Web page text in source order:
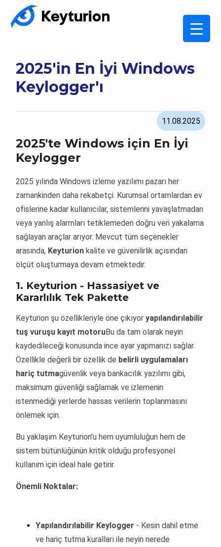
2025'in En İyi Windows
Keylogger'ı
11.08.2025
2025'te Windows için En İyi
Keylogger
2025 yılında Windows izleme yazılımı pazarı her
zamankinden daha rekabetçi. Kurumsal ortamlardan ev
ofislerine kadar kullanıcılar, sistemlerini yavaşlatmadan
veya yanlış alarmları tetiklemeden doğru veri yakalama
sağlayan araçlar arıyor. Mevcut tüm seçenekler
arasında, Keyturion kalite ve güvenilirlik açısından
ölçüt oluşturmaya devam etmektedir.
1. Keyturion - Hassasiyet ve
Kararlılık Tek Pakette
Keyturion şu özellikleriyle öne çıkıyoryapılandırılabilir
tuş vuruşu kayıt motoruBu da tam olarak neyin
kaydedileceği konusunda ince ayar yapmanızı sağlar.
Özellikle değerli bir özellik de belirli uygulamaları
hariç tutmagüvenlik veya bankacılık yazılımı gibi,
maksimum güvenliği sağlamak ve izlemenin
istenmediği yerlerde hassas verilerin toplanmasını
önlemek için.
Bu yaklaşım Keyturion'u hem uyumluluğun hem de
sistem bütünlüğünün kritik olduğu profesyonel
kullanım için ideal hale getirir.
Önemli Noktalar:
Yapılandırılabilir Keylogger - Kesin dahil etme
ve hariç tutma kuralları ile neyin nerede